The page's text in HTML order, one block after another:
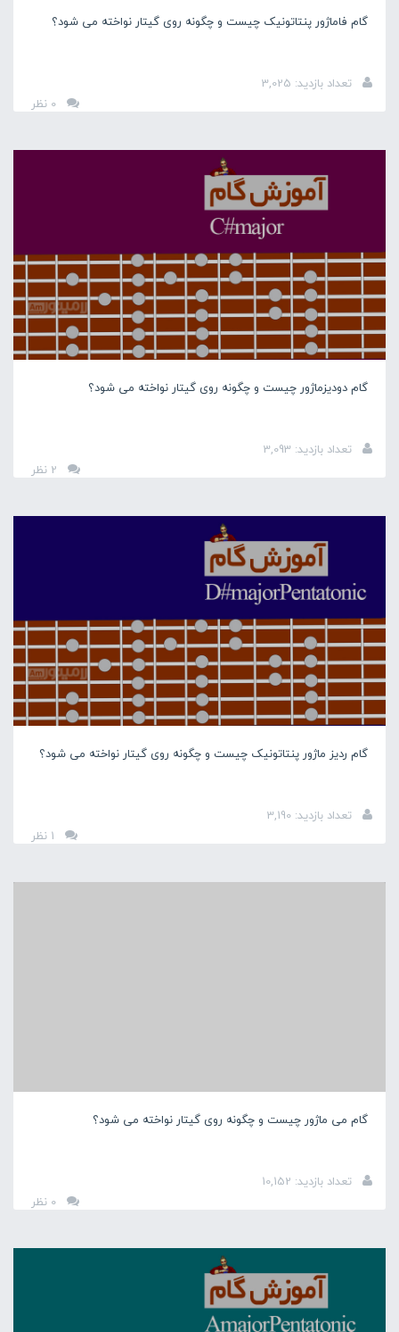
گام فاماژور پنتاتونیک چیست و چگونه روی گیتار نواخته می شود؟
تعداد بازدید: 3,025
گام دودیزماژور چیست و چگونه روی گیتار نواخته می شود؟
تعداد بازدید: 3,093
گام ردیز ماژور پنتاتونیک چیست و چگونه روی گیتار نواخته می شود؟
تعداد بازدید: 3,190
گام می ماژور چیست و چگونه روی گیتار نواخته می شود؟
تعداد بازدید: 10,152